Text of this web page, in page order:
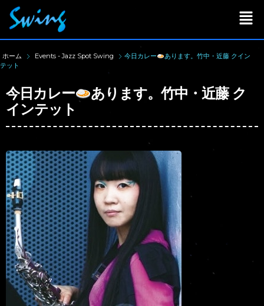
ホーム Events - Jazz Spot Swing 今日カレー
あります。竹中・近藤 クイン
テット
今日カレー
あります。竹中・近藤 ク
インテット